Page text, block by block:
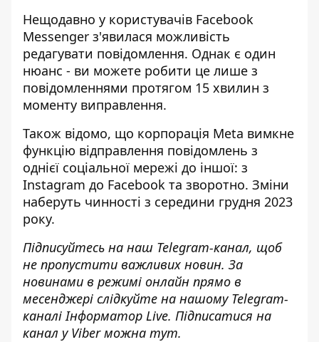
Нещодавно у користувачів Facebook
Messenger з'явилася можливість
редагувати повідомлення. Однак є один
нюанс - ви можете робити це лише з
повідомленнями протягом 15 хвилин з
моменту виправлення.
Також відомо, що корпорація Meta вимкне
функцію відправлення повідомлень з
однієї соціальної мережі до іншої: з
Instagram до Facebook та зворотно. Зміни
наберуть чинності з середини грудня 2023
року.
Підписуйтесь на наш Telegram-канал, щоб
не пропустити важливих новин. За
новинами в режимі онлайн прямо в
месенджері слідкуйте на нашому Telegram-
каналіІнформатор Live. Підписатися на
канал у Viber можна тут.